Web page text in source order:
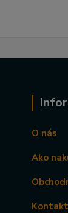
O nás
Ako